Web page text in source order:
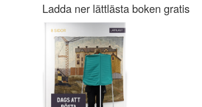
Ladda ner lättlästa boken gratis